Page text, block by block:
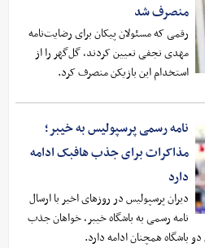
منصرف شد
رقمی که مسئولان پیکان برای رضایت‌نامه
مهدی نجفی تعیین کردند، گل‌گهر را از
استخدام این بازیکن منصرف کرد.
نامه رسمی پرسپولیس به خیبر؛
مذاکرات برای جذب هافبک ادامه
دارد
دیران پرسپولیس در روزهای اخیر با ارسال
نامه رسمی به باشگاه خیبر، خواهان جذب
باشگاه همچنان ادامه دارد.